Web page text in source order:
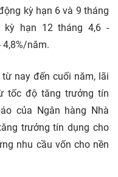
kỳ hạn 6 và 9 tháng
kỳ hạn 12 tháng 4,6 -
4,8%/năm.
nay đến cuối năm, lãi
tốc độ tăng trưởng tín
của Ngân hàng Nhà
trưởng tín dụng cho
nhu cầu vốn cho nền